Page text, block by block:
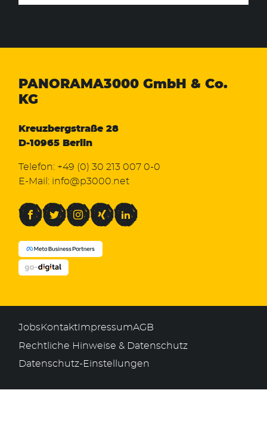
PANORAMA3000 GmbH & Co.
KG
Kreuzbergstraße 28
D-10965 Berlin
Telefon: +49 (0) 30 213 007 0-0
E-Mail: info@p3000.net
FacebookTwitterInstagramXing LinkedIn
JobsKontakt ImpressumAGB
Rechtliche Hinweise & Datenschutz
Datenschutz-Einstellungen